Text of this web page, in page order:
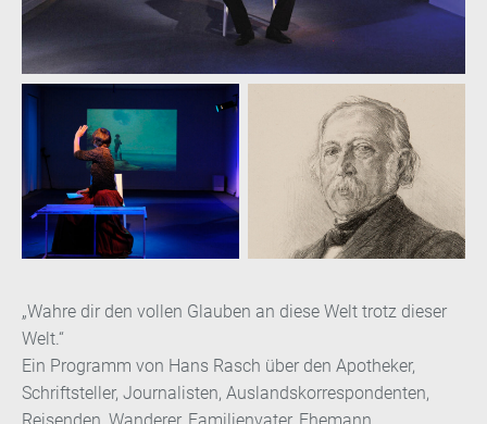
„Wahre dir den vollen Glauben an diese Welt trotz dieser
Welt.“
Ein Programm von Hans Rasch über den Apotheker,
Schriftsteller, Journalisten, Auslandskorrespondenten,
Reisenden, Wanderer, Familienvater, Ehemann,